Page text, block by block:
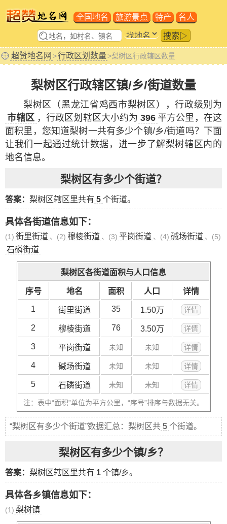
全国地名 旅游景点 特产 名人
搜索▷
超赞地名网 >行政区划数量>梨树区行政辖区数量
梨树区行政辖区镇/乡/街道数量
梨树区（黑龙江省鸡西市梨树区），行政级别为
市辖区 ，行政区划辖区大小约为 396 平方公里，在这
面积里，您知道梨树一共有多少个镇/乡/街道吗？下面
让我们一起通过统计数据，进一步了解梨树辖区内的
地名信息。
梨树区有多少个街道？
答案： 梨树区辖区里共有 5 个街道。
具体各街道信息如下：
(1) 街里街道 、(2) 穆棱街道 、(3) 平岗街道 、(4) 碱场街道 、(5)
石磷街道
梨树区各街道面积与人口信息
序号 地名 面积 人口 详情
1 街里街道 35 1.50万 详情
2 穆棱街道 76 3.50万 详情
3 平岗街道 未知 未知 详情
4 碱场街道 未知 未知 详情
5 石磷街道 未知 未知 详情
注：表中“面积”单位为平方公里，“序号”排序与数据无关。
“梨树区有多少个街道”数据汇总：梨树区共 5 个街道。
梨树区有多少个镇/乡？
答案： 梨树区辖区里共有 1 个镇/乡。
具体各乡镇信息如下：
(1) 梨树镇